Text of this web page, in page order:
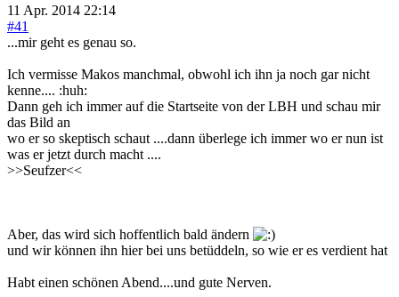
11 Apr. 2014 22:14
#41
...mir geht es genau so.
Ich vermisse Makos manchmal, obwohl ich ihn ja noch gar nicht
kenne.... :huh:
Dann geh ich immer auf die Startseite von der LBH und schau mir
das Bild an
wo er so skeptisch schaut ....dann überlege ich immer wo er nun ist
was er jetzt durch macht ....
>>Seufzer<<
Aber, das wird sich hoffentlich bald ändern
und wir können ihn hier bei uns betüddeln, so wie er es verdient hat
Habt einen schönen Abend....und gute Nerven.